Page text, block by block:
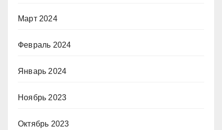
Март 2024
Февраль 2024
Январь 2024
Ноябрь 2023
Октябрь 2023